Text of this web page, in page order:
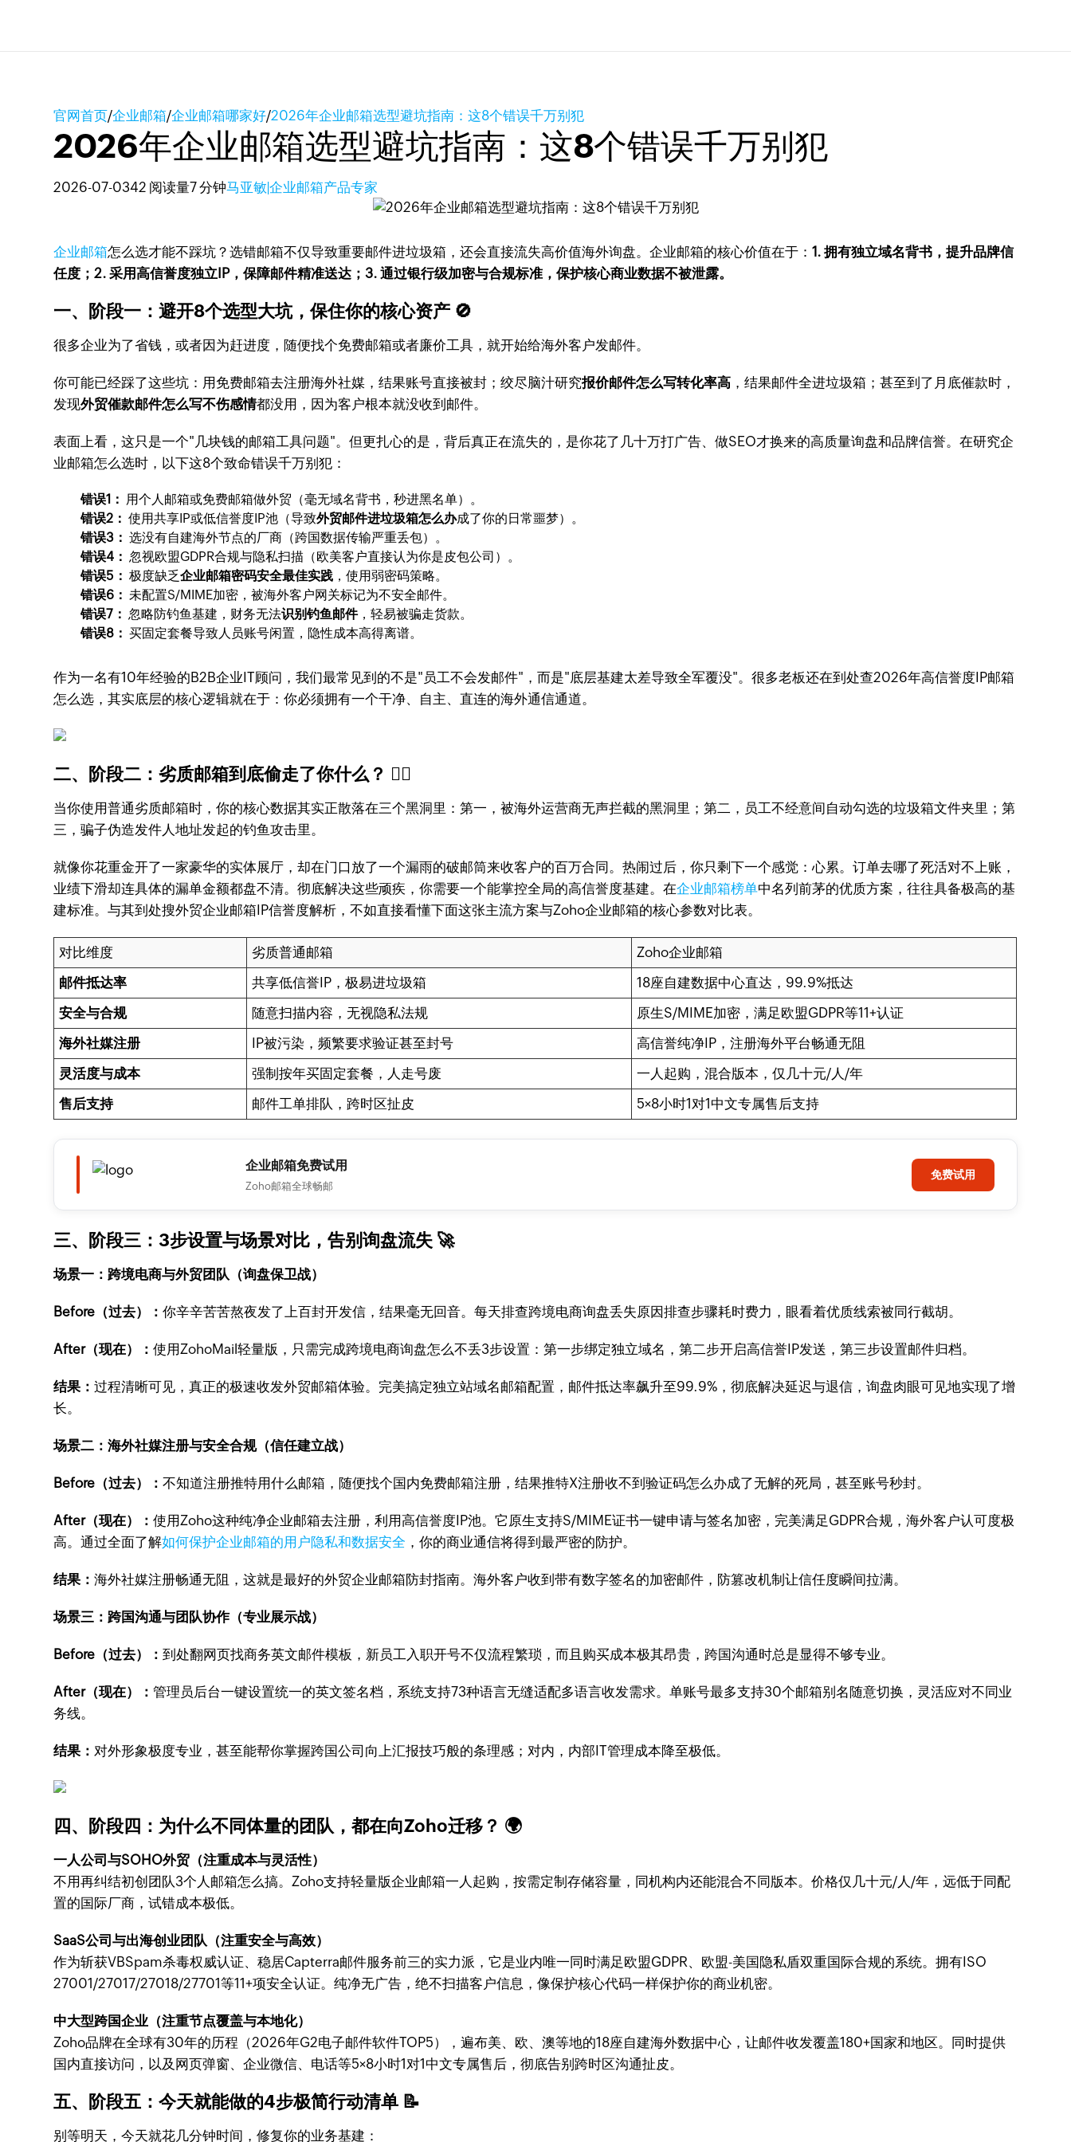
官网首页/企业邮箱/企业邮箱哪家好/2026年企业邮箱选型避坑指南：这8个错误千万别犯
2026年企业邮箱选型避坑指南：这8个错误千万别犯
2026-07-0342 阅读量7 分钟马亚敏|企业邮箱产品专家
企业邮箱怎么选才能不踩坑？选错邮箱不仅导致重要邮件进垃圾箱，还会直接流失高价值海外询盘。企业邮箱的核心价值在于：1. 拥有独立域名背书，提升品牌信
任度；2. 采用高信誉度独立IP，保障邮件精准送达；3. 通过银行级加密与合规标准，保护核心商业数据不被泄露。
一、阶段一：避开8个选型大坑，保住你的核心资产 🚫
很多企业为了省钱，或者因为赶进度，随便找个免费邮箱或者廉价工具，就开始给海外客户发邮件。
你可能已经踩了这些坑：用免费邮箱去注册海外社媒，结果账号直接被封；绞尽脑汁研究报价邮件怎么写转化率高 ，结果邮件全进垃圾箱；甚至到了月底催款时，
发现外贸催款邮件怎么写不伤感情都没用，因为客户根本就没收到邮件。
表面上看，这只是一个"几块钱的邮箱工具问题"。但更扎心的是，背后真正在流失的，是你花了几十万打广告、做SEO才换来的高质量询盘和品牌信誉。在研究企
业邮箱怎么选时，以下这8个致命错误千万别犯：
错误1： 用个人邮箱或免费邮箱做外贸（毫无域名背书，秒进黑名单）。
错误2： 使用共享IP或低信誉度IP池（导致外贸邮件进垃圾箱怎么办成了你的日常噩梦）。
错误3： 选没有自建海外节点的厂商（跨国数据传输严重丢包）。
错误4： 忽视欧盟GDPR合规与隐私扫描（欧美客户直接认为你是皮包公司）。
错误5： 极度缺乏企业邮箱密码安全最佳实践 ，使用弱密码策略。
错误6： 未配置S/MIME加密，被海外客户网关标记为不安全邮件。
错误7： 忽略防钓鱼基建，财务无法识别钓鱼邮件，轻易被骗走货款。
错误8： 买固定套餐导致人员账号闲置，隐性成本高得离谱。
作为一名有10年经验的B2B企业IT顾问，我们最常见到的不是"员工不会发邮件"，而是"底层基建太差导致全军覆没"。很多老板还在到处查2026年高信誉度IP邮箱
怎么选，其实底层的核心逻辑就在于：你必须拥有一个干净、自主、直连的海外通信通道。
二、阶段二：劣质邮箱到底偷走了你什么？ 🕵️‍♂️
当你使用普通劣质邮箱时，你的核心数据其实正散落在三个黑洞里：第一，被海外运营商无声拦截的黑洞里；第二，员工不经意间自动勾选的垃圾箱文件夹里；第
三，骗子伪造发件人地址发起的钓鱼攻击里。
就像你花重金开了一家豪华的实体展厅，却在门口放了一个漏雨的破邮筒来收客户的百万合同。热闹过后，你只剩下一个感觉：心累。订单去哪了死活对不上账，
业绩下滑却连具体的漏单金额都盘不清。彻底解决这些顽疾，你需要一个能掌控全局的高信誉度基建。在企业邮箱榜单中名列前茅的优质方案，往往具备极高的基
建标准。与其到处搜外贸企业邮箱IP信誉度解析，不如直接看懂下面这张主流方案与Zoho企业邮箱的核心参数对比表。
对比维度 劣质普通邮箱
Zoho企业邮箱
邮件抵达率
共享低信誉IP，极易进垃圾箱
18座自建数据中心直达，99.9%抵达
安全与合规
随意扫描内容，无视隐私法规
原生S/MIME加密，满足欧盟GDPR等11+认证
海外社媒注册
IP被污染，频繁要求验证甚至封号
高信誉纯净IP，注册海外平台畅通无阻
灵活度与成本
强制按年买固定套餐，人走号废
一人起购，混合版本，仅几十元/人/年
售后支持
邮件工单排队，跨时区扯皮 5×8小时1对1中文专属售后支持
企业邮箱免费试用
Zoho邮箱全球畅邮
免费试用
三、阶段三：3步设置与场景对比，告别询盘流失 🚀
场景一：跨境电商与外贸团队（询盘保卫战）
Before（过去）：你辛辛苦苦熬夜发了上百封开发信，结果毫无回音。每天排查跨境电商询盘丢失原因排查步骤耗时费力，眼看着优质线索被同行截胡。
After（现在）：使用ZohoMail轻量版，只需完成跨境电商询盘怎么不丢3步设置：第一步绑定独立域名，第二步开启高信誉IP发送，第三步设置邮件归档。
结果：过程清晰可见，真正的极速收发外贸邮箱体验。完美搞定独立站域名邮箱配置，邮件抵达率飙升至99.9%，彻底解决延迟与退信，询盘肉眼可见地实现了增
长。
场景二：海外社媒注册与安全合规（信任建立战）
Before（过去）：不知道注册推特用什么邮箱，随便找个国内免费邮箱注册，结果推特X注册收不到验证码怎么办成了无解的死局，甚至账号秒封。
After（现在）：使用Zoho这种纯净企业邮箱去注册，利用高信誉度IP池。它原生支持S/MIME证书一键申请与签名加密，完美满足GDPR合规，海外客户认可度极
高。通过全面了解如何保护企业邮箱的用户隐私和数据安全 ，你的商业通信将得到最严密的防护。
结果：海外社媒注册畅通无阻，这就是最好的外贸企业邮箱防封指南。海外客户收到带有数字签名的加密邮件，防篡改机制让信任度瞬间拉满。
场景三：跨国沟通与团队协作（专业展示战）
Before（过去）：到处翻网页找商务英文邮件模板，新员工入职开号不仅流程繁琐，而且购买成本极其昂贵，跨国沟通时总是显得不够专业。
After（现在）：管理员后台一键设置统一的英文签名档，系统支持73种语言无缝适配多语言收发需求。单账号最多支持30个邮箱别名随意切换，灵活应对不同业
务线。
结果：对外形象极度专业，甚至能帮你掌握跨国公司向上汇报技巧般的条理感；对内，内部IT管理成本降至极低。
四、阶段四：为什么不同体量的团队，都在向Zoho迁移？ 🌍
一人公司与SOHO外贸（注重成本与灵活性）
不用再纠结初创团队3个人邮箱怎么搞。Zoho支持轻量版企业邮箱一人起购，按需定制存储容量，同机构内还能混合不同版本。价格仅几十元/人/年，远低于同配
置的国际厂商，试错成本极低。
SaaS公司与出海创业团队（注重安全与高效）
作为斩获VBSpam杀毒权威认证、稳居Capterra邮件服务前三的实力派，它是业内唯一同时满足欧盟GDPR、欧盟-美国隐私盾双重国际合规的系统。拥有ISO
27001/27017/27018/27701等11+项安全认证。纯净无广告，绝不扫描客户信息，像保护核心代码一样保护你的商业机密。
中大型跨国企业（注重节点覆盖与本地化）
Zoho品牌在全球有30年的历程（2026年G2电子邮件软件TOP5），遍布美、欧、澳等地的18座自建海外数据中心，让邮件收发覆盖180+国家和地区。同时提供
国内直接访问，以及网页弹窗、企业微信、电话等5×8小时1对1中文专属售后，彻底告别跨时区沟通扯皮。
五、阶段五：今天就能做的4步极简行动清单 📝
别等明天，今天就花几分钟时间，修复你的业务基建：